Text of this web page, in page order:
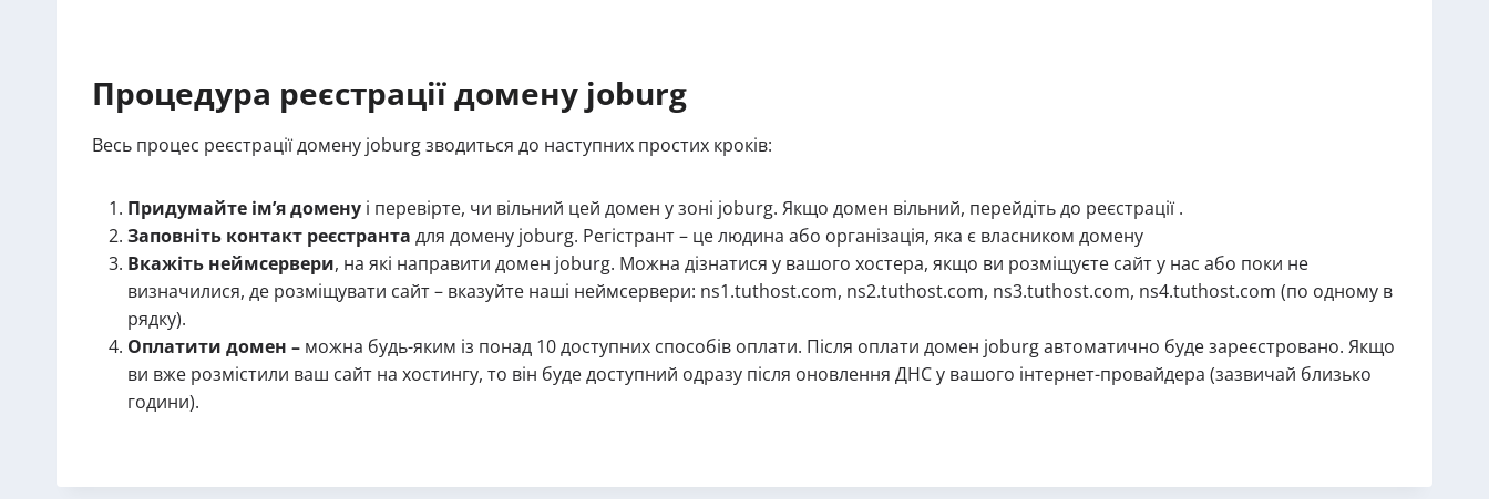
Процедура реєстрації домену joburg
Весь процес реєстрації домену joburg зводиться до наступних простих кроків:
Придумайте ім’я домену і перевірте, чи вільний цей домен у зоні joburg. Якщо домен вільний, перейдіть до реєстрації .
Заповніть контакт реєстранта для домену joburg. Регістрант – це людина або організація, яка є власником домену
Вкажіть неймсервери, на які направити домен joburg. Можна дізнатися у вашого хостера, якщо ви розміщуєте сайт у нас або поки не
визначилися, де розміщувати сайт – вказуйте наші неймсервери: ns1.tuthost.com, ns2.tuthost.com, ns3.tuthost.com, ns4.tuthost.com (по одному в
рядку).
Оплатити домен – можна будь-яким із понад 10 доступних способів оплати. Після оплати домен joburg автоматично буде зареєстровано. Якщо
ви вже розмістили ваш сайт на хостингу, то він буде доступний одразу після оновлення ДНС у вашого інтернет-провайдера (зазвичай близько
години).